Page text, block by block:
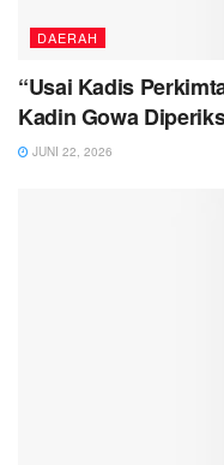
DAERAH
“Usai Kadis
Kadin Gowa
JUNI 22, 2026